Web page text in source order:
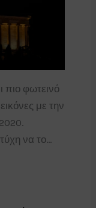
πιο φωτεινό
με την
να το…